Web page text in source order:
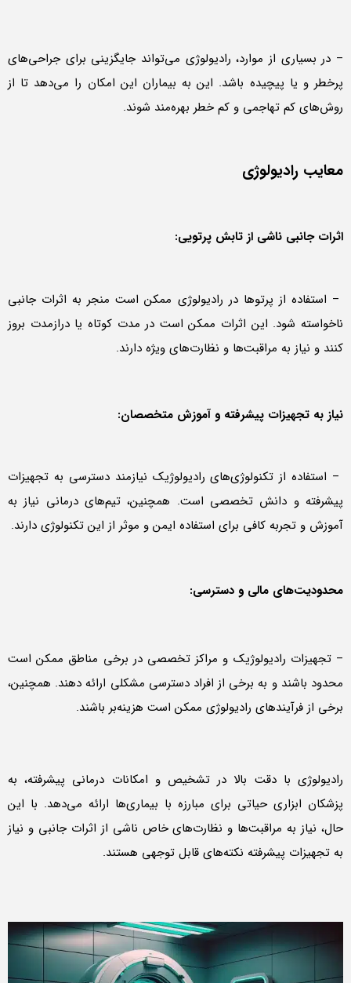
– در بسیاری از موارد، رادیولوژی می‌تواند جایگزینی برای جراحی‌های
پرخطر و یا پیچیده باشد. این به بیماران این امکان را می‌دهد تا از
روش‌های کم تهاجمی و کم خطر بهره‌مند شوند.
معایب رادیولوژی
اثرات جانبی ناشی از تابش پرتویی:
– استفاده از پرتوها در رادیولوژی ممکن است منجر به اثرات جانبی
ناخواسته شود. این اثرات ممکن است در مدت کوتاه یا درازمدت بروز
کنند و نیاز به مراقبت‌ها و نظارت‌های ویژه دارند.
نیاز به تجهیزات پیشرفته و آموزش متخصصان:
– استفاده از تکنولوژی‌های رادیولوژیک نیازمند دسترسی به تجهیزات
پیشرفته و دانش تخصصی است. همچنین، تیم‌های درمانی نیاز به
آموزش و تجربه کافی برای استفاده ایمن و موثر از این تکنولوژی دارند.
محدودیت‌های مالی و دسترسی:
– تجهیزات رادیولوژیک و مراکز تخصصی در برخی مناطق ممکن است
محدود باشند و به برخی از افراد دسترسی مشکلی ارائه دهند. همچنین،
برخی از فرآیندهای رادیولوژی ممکن است هزینه‌بر باشند.
رادیولوژی با دقت بالا در تشخیص و امکانات درمانی پیشرفته، به
پزشکان ابزاری حیاتی برای مبارزه با بیماری‌ها ارائه می‌دهد. با این
حال، نیاز به مراقبت‌ها و نظارت‌های خاص ناشی از اثرات جانبی و نیاز
به تجهیزات پیشرفته نکته‌های قابل توجهی هستند.